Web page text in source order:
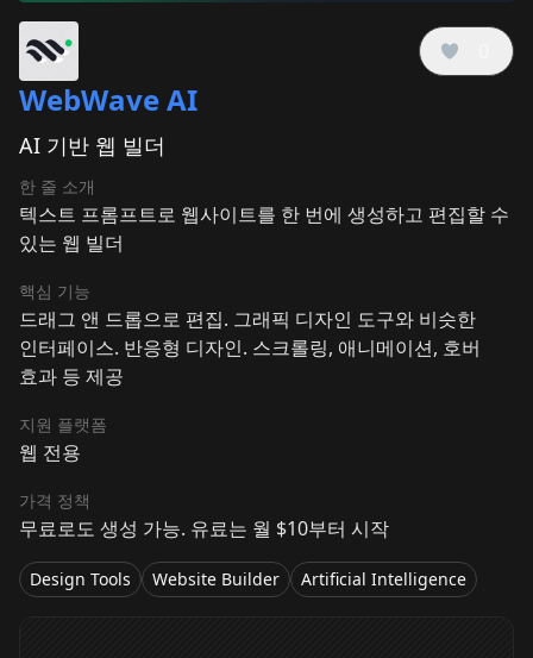
WebWave AI
AI 기반 웹 빌더
한 줄 소개
텍스트 프롬프트로 웹사이트를 한 번에 생성하고 편집할 수
있는 웹 빌더
핵심 기능
드래그 앤 드롭으로 편집. 그래픽 디자인 도구와 비슷한
인터페이스. 반응형 디자인. 스크롤링, 애니메이션, 호버
효과 등 제공
지원 플랫폼
웹 전용
가격 정책
무료로도 생성 가능. 유료는 월 $10부터 시작
Design Tools Website Builder Artificial Intelligence